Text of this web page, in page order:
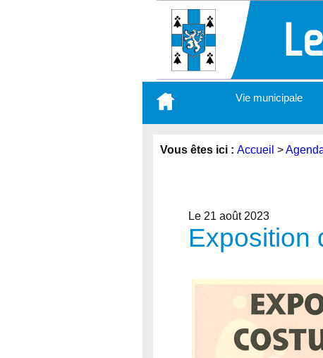
contenu
Vie municipale
Vous êtes ici : Accueil >
Le 21 août 2023
Exposition